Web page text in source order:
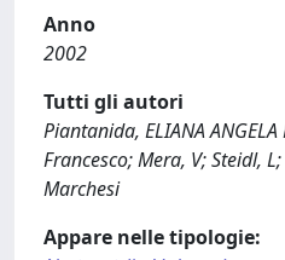
Anno
2002
Tutti gli autori
Piantanida, ELIANA
Francesco; Mera, V; Steidl,
Marchesi
Appare nelle tipologie: